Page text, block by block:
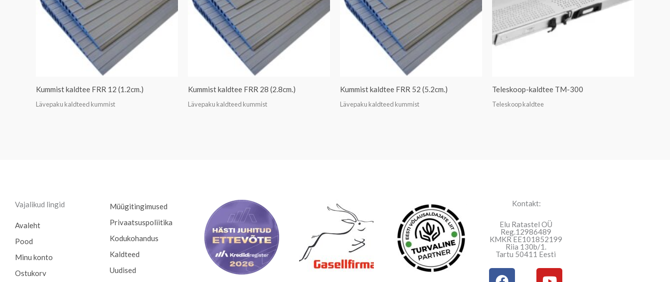
Kummist kaldtee FRR 12 (1.2cm.)
Lävepaku kaldteed kummist
Kummist kaldtee FRR 28 (2.8cm.)
Lävepaku kaldteed kummist
Kummist kaldtee FRR 52 (5.2cm.)
Lävepaku kaldteed kummist
Teleskoop-kaldtee TM-300
Teleskoop kaldtee
Vajalikud lingid
Avaleht
Pood
Minu konto
Ostukorv
Müügitingimused
Privaatsuspoliitika
Kodukohandus
Kaldteed
Uudised
Kontakt:
Elu Ratastel OÜ
Reg.12986489
KMKR EE101852199
Riia 130b/1.
Tartu 50411 Eesti
F
Y